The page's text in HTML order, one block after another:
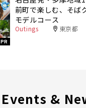
PR
前町で楽しむ、そば
モデルコース
Outings 東京都
Events &